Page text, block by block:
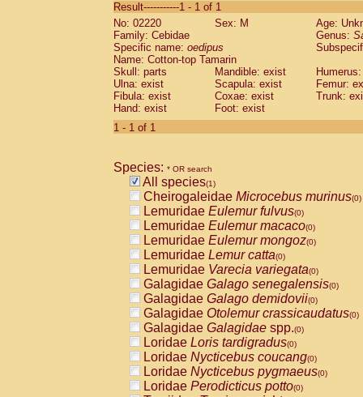
CebidaeSaguinus labiatus(0)
Cebidae Saguinus leucopus (0)
Cebidae
CebidaeSaguinus mystax
Cebidae Saguinus nigricollis (0)
Cebidae Saguinus oedipus
Cebidae Saguinus weddelli
Cebidae Saguinusspp.
Cebidae
CebidaeCebus capucinus
CebidaeCebus nigrivittatus
CebidaeCebus spp.(0)
CebidaeSaimiri boliviensis(0)
CebidaeSaimiri sciureus(0)
AtelidaeAlouatta caraya(0)
AtelidaeAlouatta fusca(0)
AtelidaeAlouatta seniculus(0)
AtelidaeAlouattaspp.(0)
AtelidaeAteles belzebuth(0)
AtelidaeAteles geoffroyi(0)
AtelidaeAteles paniscus(0)
AtelidaeAtelesspp.(0)
AtelidaeLagothrix lagothricha(0)
AtelidaeLagothrix lagothricha cana
PitheciidaeCacajao calvus
Result-----------1 - 1 of 1
No: 02220
Sex: M
Age:
Family: Cebidae
Genus:
Specific name: oedipus
Name: Cotton-top Tamarin
Skull: parts
Mandible: exist
Ulna: exist
Scapula: exist
Femur:
Fibula: exist
Coxae: exist
Trunk:
Hand: exist
Foot: exist
1 - 1 of 1
Species: * OR search
All species(1)
Cheirogaleidae Microcebus murinus(0)
Lemuridae Eulemur fulvus(0)
Lemuridae Eulemur macaco(0)
Lemuridae Eulemur mongoz(0)
Lemuridae Lemur catta(0)
Lemuridae Varecia variegata(0)
Galagidae Galago senegalensis(0)
Galagidae Galago demidovii(0)
Galagidae Otolemur crassicaudatus(0)
Galagidae Galagidae spp.(0)
Loridae Loris tardigradus(0)
Loridae Nycticebus coucang(0)
Loridae Nycticebus pygmaeus(0)
Loridae Perodicticus potto(0)